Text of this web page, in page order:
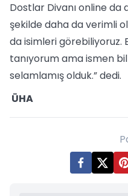
Dostlar Divanı online da
şekilde daha da verimli
da isimleri görebiliyoruz.
tanıyorum ama ismen
selamlamış olduk.” dedi.
ÜHA